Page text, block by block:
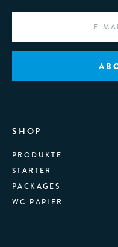
SHOP
PRODUKTE
STARTER
PACKAGES
WC PAPIER